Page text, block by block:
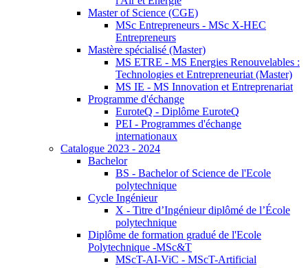
Master of Science (CGE)
MSc Entrepreneurs - MSc X-HEC
Entrepreneurs
Mastère spécialisé (Master)
MS ETRE - MS Energies Renouvelables :
Technologies et Entrepreneuriat (Master)
MS IE - MS Innovation et Entreprenariat
Programme d'échange
EuroteQ - Diplôme EuroteQ
PEI - Programmes d'échange
internationaux
Catalogue 2023 - 2024
Bachelor
BS - Bachelor of Science de l'Ecole
polytechnique
Cycle Ingénieur
X - Titre d’Ingénieur diplômé de l’École
polytechnique
Diplôme de formation gradué de l'Ecole
Polytechnique -MSc&T
MScT-AI-ViC - MScT-Artificial